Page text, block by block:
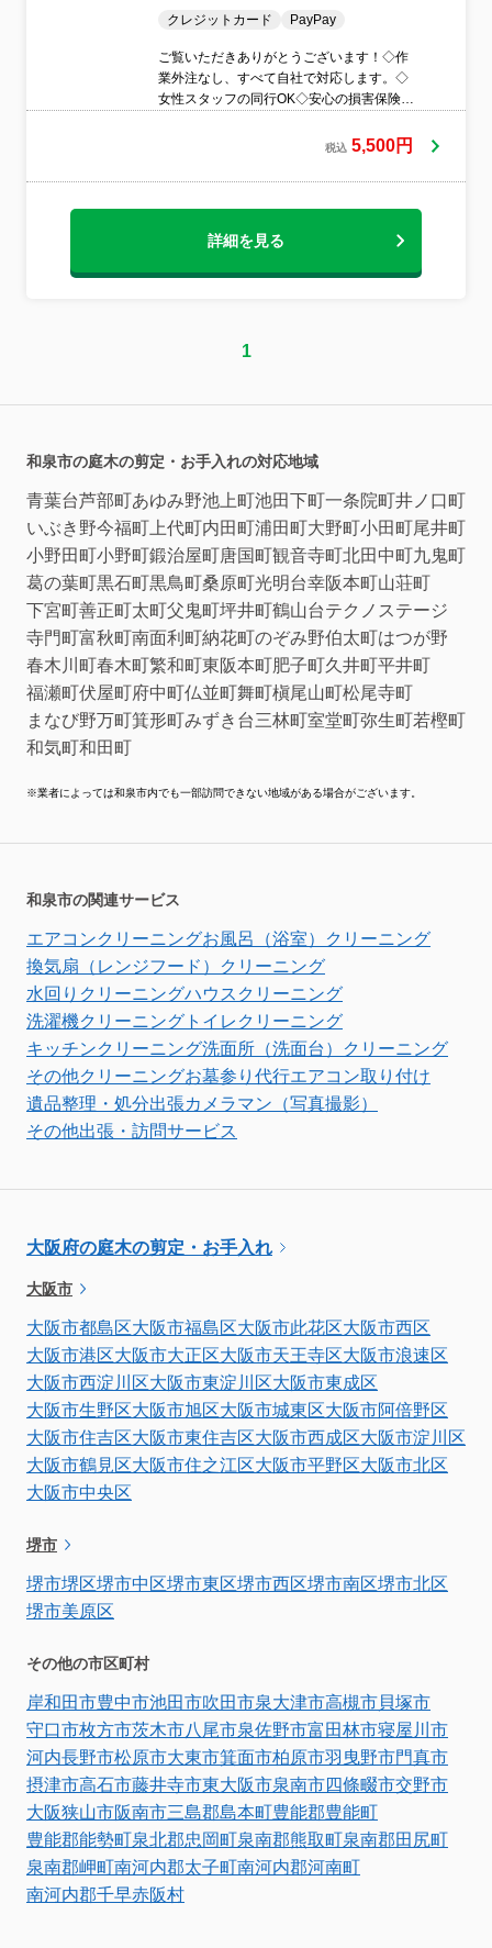
クレジットカード PayPay
ご覧いただきありがとうございます！◇作
業外注なし、すべて自社で対応します。◇
女性スタッフの同行OK◇安心の損害保険加
は、無料で追加対応いたします。◇お客様
まずはお気軽にご相談ください！
税込 5,500円
詳細を見る
1
和泉市の庭木の剪定・お手入れの対応地域
青葉台芦部町あゆみ野池上町池田下町一条院町井ノ口町
いぶき野今福町 上代町内田町浦田町大野町小田町尾井町
小野田町小野町鍛治屋町唐国町観音寺町北田中町九鬼町
葛の葉町黒石町黒鳥町桑原町光明台幸阪本町山荘町
下宮町善正町太町父鬼町坪井町鶴山台テクノステージ
寺門町富秋町南面利町納花町のぞみ野伯太町はつが野
春木川町春木町繁和町東阪本町肥子町久井町平井町
福瀬町伏屋町府中町仏並町舞町槇尾山町松尾寺町
まなび野万町箕形町みずき台三林町室堂町弥生町若樫町
和気町和田町
※業者によっては和泉市内でも一部訪問できない地域がある場合がございます。
和泉市の関連サービス
エアコンクリーニングお風呂（浴室）クリーニング
換気扇（レンジフード）クリーニング
水回りクリーニングハウスクリーニング
洗濯機クリーニング トイレクリーニング
キッチンクリーニング洗面所（洗面台）クリーニング
その他クリーニングお墓参り代行エアコン取り付け
遺品整理・処分出張カメラマン（写真撮影）
その他出張・訪問サービス
大阪府の庭木の剪定・お手入れ
大阪市
大阪市都島区大阪市福島区大阪市此花区大阪市西区
大阪市港区大阪市大正区大阪市天王寺区大阪市浪速区
大阪市西淀川区大阪市東淀川区大阪市東成区
大阪市生野区大阪市旭区大阪市城東区大阪市阿倍野区
大阪市住吉区大阪市東住吉区大阪市西成区大阪市淀川区
大阪市鶴見区大阪市住之江区大阪市平野区大阪市北区
大阪市中央区
堺市
堺市堺区堺市中区堺市東区堺市西区堺市南区堺市北区
堺市美原区
その他の市区町村
岸和田市豊中市池田市吹田市泉大津市高槻市貝塚市
守口市枚方市茨木市八尾市泉佐野市富田林市寝屋川市
河内長野市松原市大東市箕面市柏原市羽曳野市門真市
摂津市高石市藤井寺市東大阪市泉南市四條畷市交野市
大阪狭山市阪南市三島郡島本町豊能郡豊能町
豊能郡能勢町泉北郡忠岡町泉南郡熊取町泉南郡田尻町
泉南郡岬町南河内郡太子町南河内郡河南町
南河内郡千早赤阪村